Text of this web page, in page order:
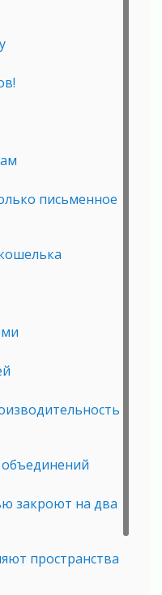
письменное
закроют на два
пространства